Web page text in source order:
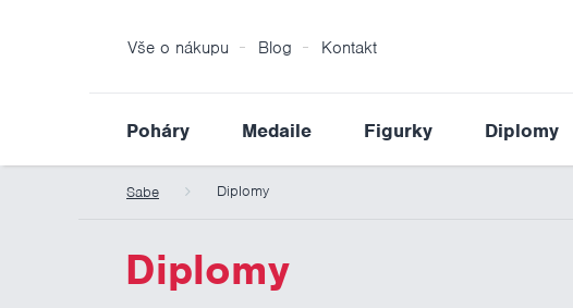
Vše o nákupu Blog Kontakt
Poháry Medaile Figurky Diplomy
Sabe Diplomy
Diplomy